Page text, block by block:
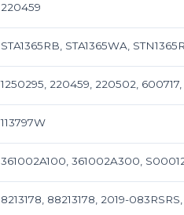
220459
STA1365RB, STA1365WA,
1250295, 220459, 220502,
113797W
361002A100, 361002A300,
8213178, 88213178, 2019-083RSRS,